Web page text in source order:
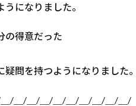
うになりました。
の得意だった
疑問を持つようになりました。
＿/＿/＿/＿/＿/＿/＿/＿/＿/＿/